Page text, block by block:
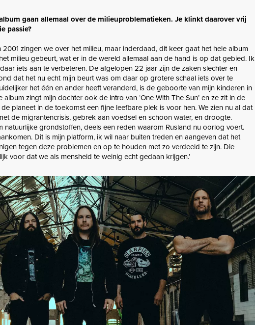
gaan allemaal over de milieuproblematieken. Je klinkt daarover vrij
passie?
2001 zingen we over het milieu, maar inderdaad, dit keer gaat het hele album
milieu gebeurt, wat er in de wereld allemaal aan de hand is op dat gebied. Ik
iets aan te verbeteren. De afgelopen 22 jaar zijn de zaken slechter en
dat het nu echt mijn beurt was om daar op grotere schaal iets over te
het één en ander heeft veranderd, is de geboorte van mijn kinderen in
album zingt mijn dochter ook de intro van ‘One With The Sun’ en ze zit in de
planeet in de toekomst een fijne leefbare plek is voor hen. We zien nu al dat
de migrantencrisis, gebrek aan voedsel en schoon water, en droogte.
natuurlijke grondstoffen, deels een reden waarom Rusland nu oorlog voert.
Dit is mijn platform, ik wil naar buiten treden en aangeven dat het
tegen deze problemen en op te houden met zo verdeeld te zijn. Die
voor dat we als mensheid te weinig echt gedaan krijgen.’